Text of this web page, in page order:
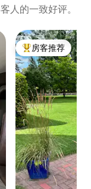
人的一致好评。
热门「房客推荐」
房客推荐